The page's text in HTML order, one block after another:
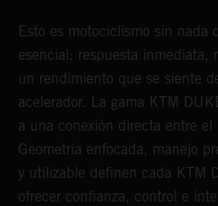
Esto es motociclismo sin nada
esencial: respuesta inmediata,
un rendimiento que se siente
acelerador. La gama KTM
a una conexión directa entre
Geometría enfocada, manejo
y utilizable definen cada KTM
ofrecer confianza, control e